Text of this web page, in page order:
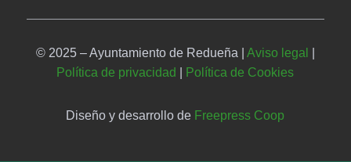
© 2025 – Ayuntamiento de Redueña | Aviso legal
Política de privacidad
Política de Cookies
Diseño y desarrollo de Freepress Coop